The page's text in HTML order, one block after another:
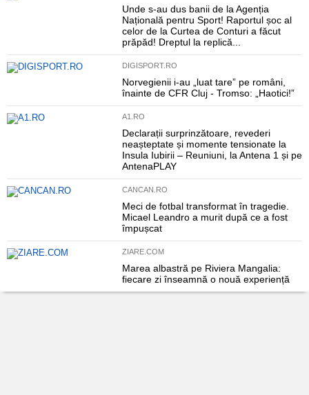
Unde s-au dus banii de la Agenția
Națională pentru Sport! Raportul șoc al
celor de la Curtea de Conturi a făcut
prăpăd! Dreptul la replică...
DIGISPORT.RO
Norvegienii i-au „luat tare” pe români,
înainte de CFR Cluj - Tromso: „Haotici!”
A1.RO
Declarații surprinzătoare, revederi
neașteptate și momente tensionate la
Insula Iubirii – Reuniuni, la Antena 1 și pe
AntenaPLAY
CANCAN.RO
Meci de fotbal transformat în tragedie.
Micael Leandro a murit după ce a fost
împușcat
ZIARE.COM
Marea albastră pe Riviera Mangalia:
fiecare zi înseamnă o nouă experiență